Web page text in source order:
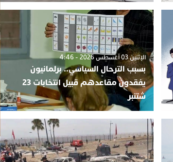
الإثنين 03 أغسطس 2026 - 4:46
بسبب الترحال السياسي.. برلمانيون
يفقدون مقاعدهم قبيل انتخابات 23
شتنبر